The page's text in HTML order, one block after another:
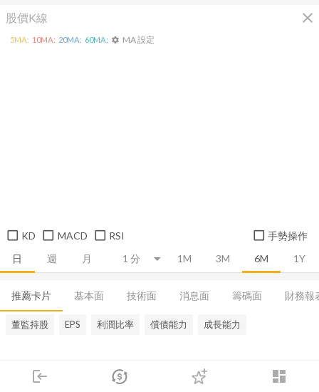
login dashboard
市場 登入
股價K線 close
日 週 月 1M 3M 6M 1Y
5MA: 10MA: 20MA: 60MA: settings MA 設定
KD MACD RSI 手勢操作
推薦卡片 基本面 技術面 消息面 籌碼面 財務報
董監持股 EPS 利潤比率 償債能力 成長能力